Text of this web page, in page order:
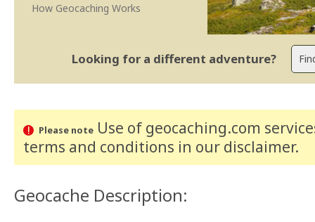
How Geocaching Works
Looking for a different adventure?
Please noteUse of geocaching.com
terms and conditions in our disclaimer.
Geocache Description: